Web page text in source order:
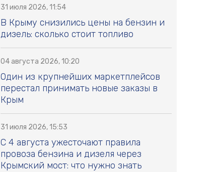
31 июля 2026, 11:54
В Крыму снизились цены на бензин и
дизель: сколько стоит топливо
04 августа 2026, 10:20
Один из крупнейших маркетплейсов
перестал принимать новые заказы в
Крым
31 июля 2026, 15:53
С 4 августа ужесточают правила
провоза бензина и дизеля через
Крымский мост: что нужно знать